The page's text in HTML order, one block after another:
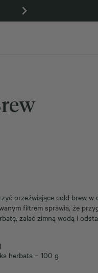
orzeźwiające cold brew w
filtrem sprawia, że
zalać zimną wodą i
herbata – 100 g